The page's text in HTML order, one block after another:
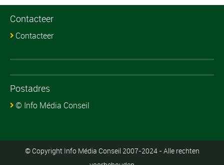
Contacteer
Contacteer
Postadres
© Info Média Conseil
© Copyright Info Média Conseil 2007-2024 - Alle rechten